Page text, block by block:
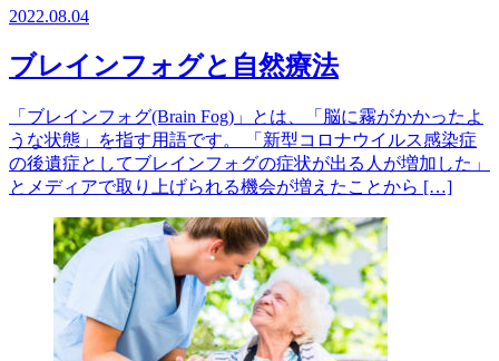
2022.08.04
ブレインフォグと自然療法
「ブレインフォグ(Brain Fog)」とは、「脳に霧がかかったよ
うな状態」を指す用語です。 「新型コロナウイルス感染症
の後遺症としてブレインフォグの症状が出る人が増加した」
とメディアで取り上げられる機会が増えたことから […]